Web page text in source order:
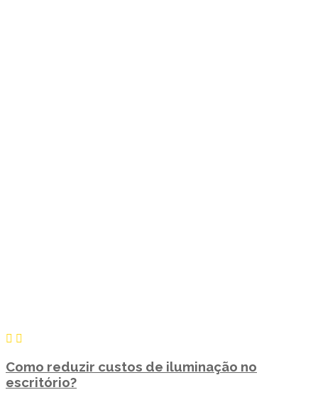
Como reduzir custos de iluminação no
escritório?